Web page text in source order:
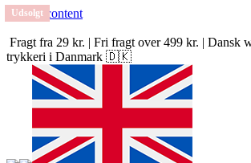
Skip to content
Fragt fra 29 kr. | Fri fragt over 499 kr. | Dansk
trykkeri i Danmark 🇩🇰
Udsolgt
Udsolgt